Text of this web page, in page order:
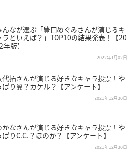
在オフィスアネモネに所属してお
。
・いのまたむつみさんがジャケット
んなが選ぶ「豊口めぐみさんが演じるキ
ラといえば？」TOP10の結果発表！【20
年版】
2022年1月02日
代拓さんが演じる好きなキャラ投票！や
ぱり翼？カケル？【アンケート】
2021年12月30日
かなさんが演じる好きなキャラ投票！や
ぱりC.C.？ほのか？【アンケート】
2021年12月30日